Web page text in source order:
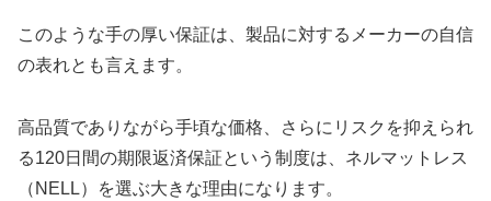
このような手の厚い保証は、製品に対するメーカーの自信
の表れとも言えます。
高品質でありながら手頃な価格、さらにリスクを抑えられ
る120日間の期限返済保証という制度は、ネルマットレス
（NELL）を選ぶ大きな理由になります。